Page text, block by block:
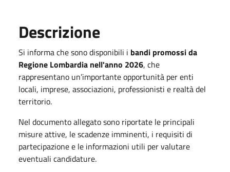
Descrizione
Si informa che sono disponibili i bandi promossi da
Regione Lombardia nell'anno 2026, che
rappresentano un’importante opportunità per enti
locali, imprese, associazioni, professionisti e realtà del
territorio.
Nel documento allegato sono riportate le principali
misure attive, le scadenze imminenti, i requisiti di
partecipazione e le informazioni utili per valutare
eventuali candidature.